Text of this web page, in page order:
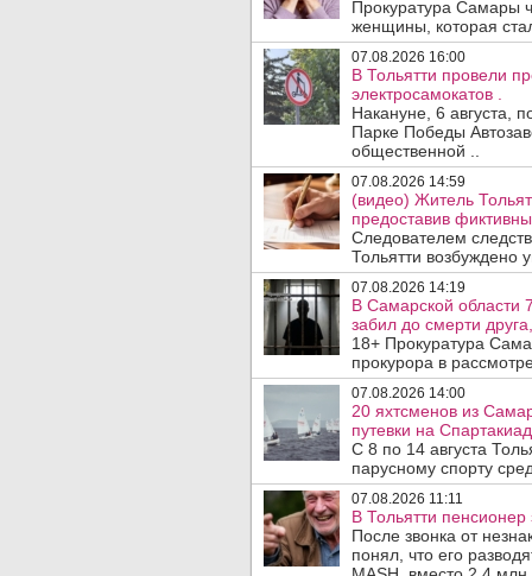
Прокуратура Самары
женщины, которая
07.08.2026 16:00
В Тольятти провели
электросамокатов .
Накануне, 6 августа,
Парке Победы
общественной ..
07.08.2026 14:59
(видео) Житель
предоставив
Следователем
Тольятти возбуждено
07.08.2026 14:19
В Самарской области
забил до смерти
18+ Прокуратура
прокурора в
07.08.2026 14:00
20 яхтсменов из
путевки на
С 8 по 14 августа
парусному спорту
07.08.2026 11:11
В Тольятти
После звонка от
понял, что его